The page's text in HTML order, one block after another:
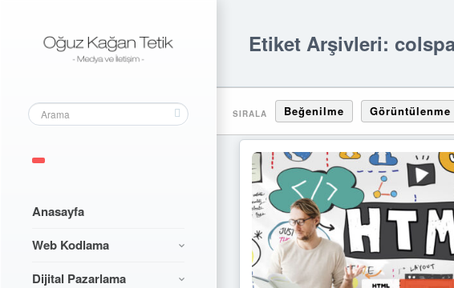
Anasayfa
Web Kodlama
Dijital Pazarlama
Etiket Arşivleri:
SIRALA Beğenilme Görüntülenme